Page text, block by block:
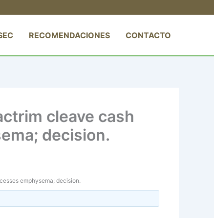
RECOMENDACIONES CONTACTO
cleave cash
decision.
emphysema; decision.